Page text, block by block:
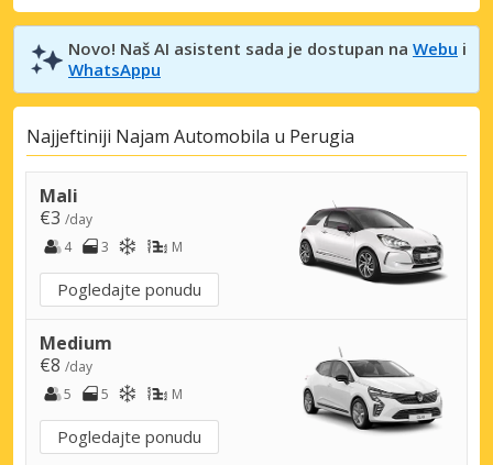
Novo! Naš AI asistent sada je dostupan na Webu i
WhatsAppu
Najjeftiniji Najam Automobila u Perugia
Mali
€3 /day
4
3 M
Pogledajte ponudu
Medium
€8 /day
5
5 M
Pogledajte ponudu